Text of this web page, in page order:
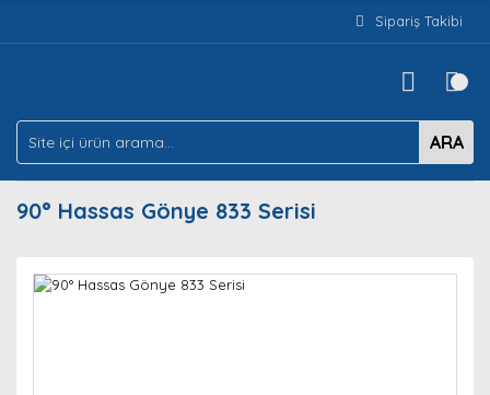
Sipariş Takibi
ARA
90° Hassas Gönye 833 Serisi